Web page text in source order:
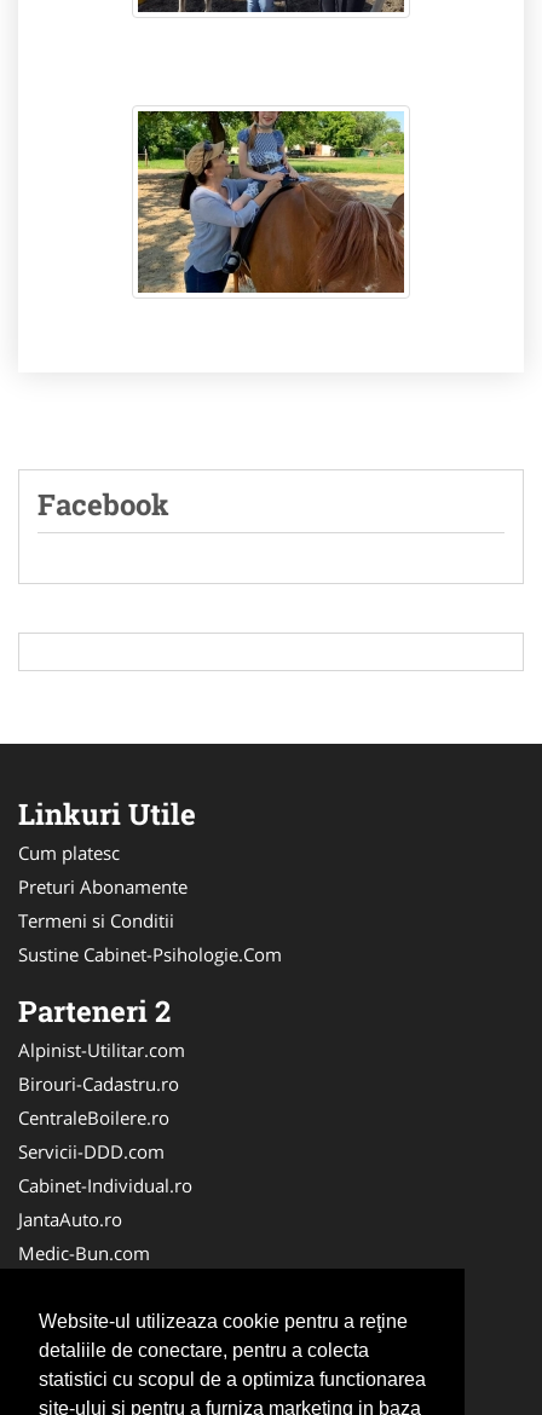
Website-ul utilizeaza cookie pentru a reţine
detaliile de conectare, pentru a colecta
statistici cu scopul de a optimiza functionarea
site-ului si pentru a furniza marketing in baza
Facebook
Linkuri Utile
Cum platesc
Preturi Abonamente
Termeni si Conditii
Sustine Cabinet-Psihologie.Com
Parteneri 2
Alpinist-Utilitar.com
Birouri-Cadastru.ro
CentraleBoilere.ro
Servicii-DDD.com
Cabinet-Individual.ro
JantaAuto.ro
Medic-Bun.com
Apicultorul.com
CentruInchirieri.ro
Oftalmologul.ro